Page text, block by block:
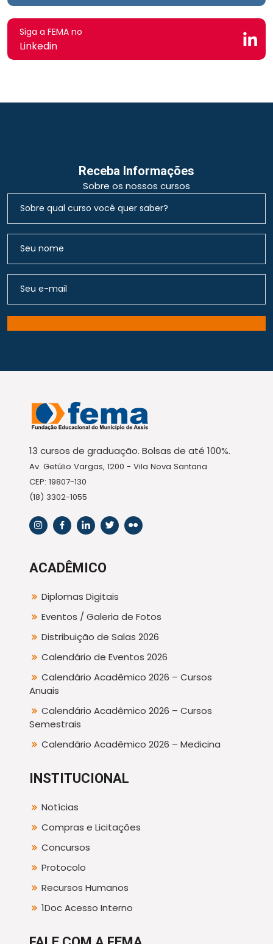
Siga a FEMA no
Linkedin
Receba Informações
Sobre os nossos cursos
13 cursos de graduação. Bolsas de até 100%.
Av. Getúlio Vargas, 1200 - Vila Nova Santana
CEP: 19807-130
(18) 3302-1055
ACADÊMICO
Diplomas Digitais
Eventos / Galeria de Fotos
Distribuição de Salas 2026
Calendário de Eventos 2026
Calendário Acadêmico 2026 – Cursos
Anuais
Calendário Acadêmico 2026 – Cursos
Semestrais
Calendário Acadêmico 2026 – Medicina
INSTITUCIONAL
Notícias
Compras e Licitações
Concursos
Protocolo
Recursos Humanos
1Doc Acesso Interno